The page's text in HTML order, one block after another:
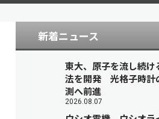
新着ニュース
東大、原子を流し続け
法を開発 光格子時計
測へ前進
2026.08.07